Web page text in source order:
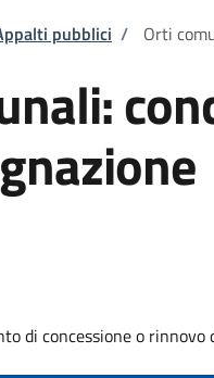
pane
pubblici / Orti
di concessione o rinnovo